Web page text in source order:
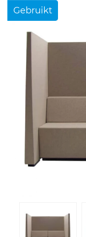
Gebruikt